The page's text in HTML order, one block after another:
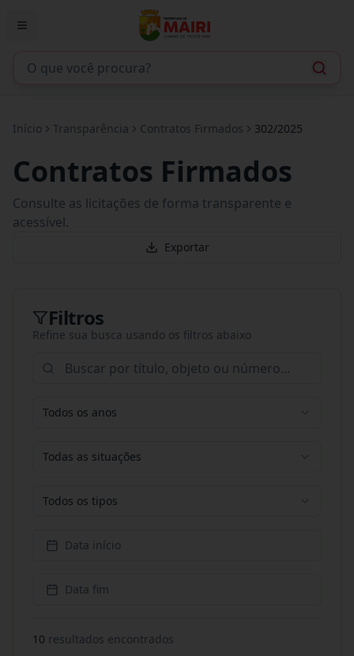
Início Transparência Contratos Firmados 302/2025
Contratos Firmados
Consulte as licitações de forma transparente e
acessível.
Exportar
Filtros
Refine sua busca usando os filtros abaixo
Todos os anos
Todas as situações
Todos os tipos
Data início
Data fim
10 resultados encontrados